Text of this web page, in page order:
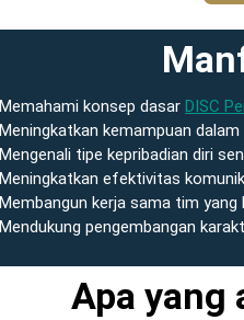
Memahami konsep dasar DISC
Meningkatkan kemampuan
Mengenali tipe kepribadian diri
Meningkatkan efektivitas
Membangun kerja sama tim yang
Mendukung pengembangan
Apa yang